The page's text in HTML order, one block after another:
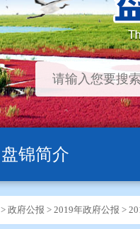
盘锦简介
> 政府公报 > 2019年政府公报 >